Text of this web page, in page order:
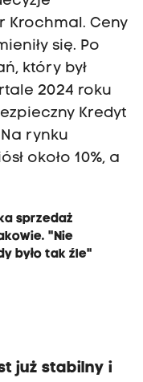
Krochmal. Ceny
się. Po
który był
2024 roku
Kredyt
rynku
około 10%, a
sprzedaż
"Nie
było tak źle"
już stabilny i